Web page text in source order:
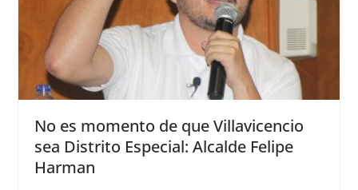
No es momento de que Villavicencio
sea Distrito Especial: Alcalde Felipe
Harman